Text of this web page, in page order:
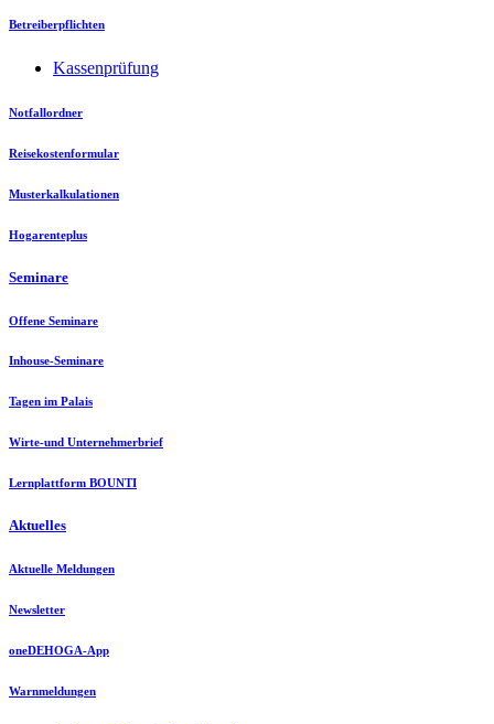
Betreiberpflichten
Kassenprüfung
Notfallordner
Reisekostenformular
Musterkalkulationen
Hogarenteplus
Seminare
Offene Seminare
Inhouse-Seminare
Tagen im Palais
Wirte-und Unternehmerbrief
Lernplattform BOUNTI
Aktuelles
Aktuelle Meldungen
Newsletter
oneDEHOGA-App
Warnmeldungen